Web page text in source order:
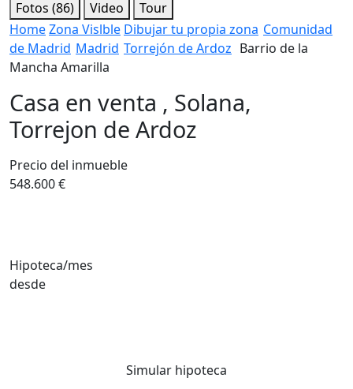
Fotos (86) Video
Tour
HomeZona Vislble Dibujar tu propia zona Comunidad
de Madrid Madrid Torrejón de Ardoz Barrio de la
Mancha Amarilla
Casa en venta , Solana,
Torrejon de Ardoz
Precio del inmueble
548.600 €
Hipoteca/mes
desde
Simular hipoteca